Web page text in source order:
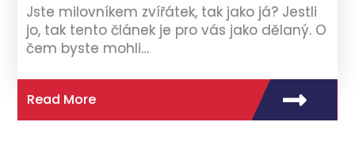
Jste milovníkem zvířátek, tak jako já? Jestli
jo, tak tento článek je pro vás jako dělaný. O
čem byste mohli…
Read More